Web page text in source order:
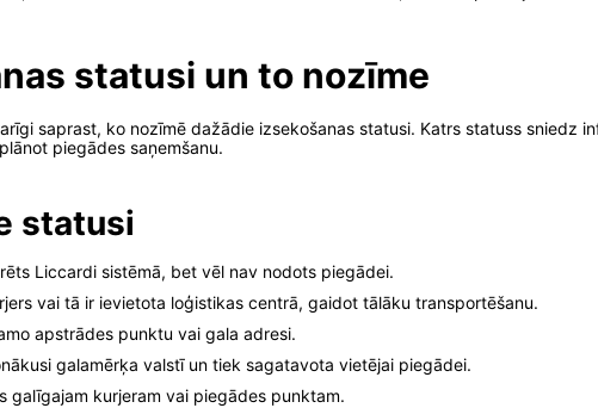
statusi un to nozīme
saprast, ko nozīmē dažādie izsekošanas statusi. Katrs statuss sniedz
piegādes saņemšanu.
statusi
Liccardi sistēmā, bet vēl nav nodots piegādei.
vai tā ir ievietota loģistikas centrā, gaidot tālāku transportēšanu.
apstrādes punktu vai gala adresi.
galamērķa valstī un tiek sagatavota vietējai piegādei.
galīgajam kurjeram vai piegādes punktam.